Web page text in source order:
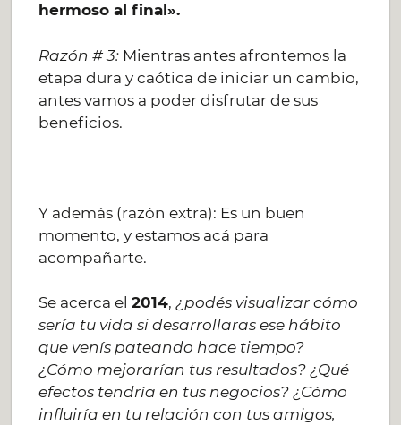
hermoso al final».
Razón # 3: Mientras antes afrontemos la
etapa dura y caótica de iniciar un cambio,
antes vamos a poder disfrutar de sus
beneficios.
Y además (razón extra): Es un buen
momento, y estamos acá para
acompañarte.
Se acerca el2014,¿podés visualizar cómo
sería tu vida si desarrollaras ese hábito
que venís pateando hace tiempo?
¿Cómo mejorarían tus resultados? ¿Qué
efectos tendría en tus negocios? ¿Cómo
influiría en tu relación con tus amigos,